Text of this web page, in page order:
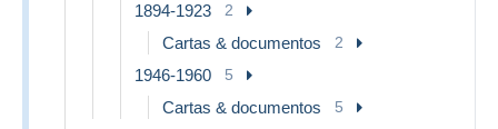
1894-1923 2
Cartas & documentos 2
1946-1960 5
Cartas & documentos 5